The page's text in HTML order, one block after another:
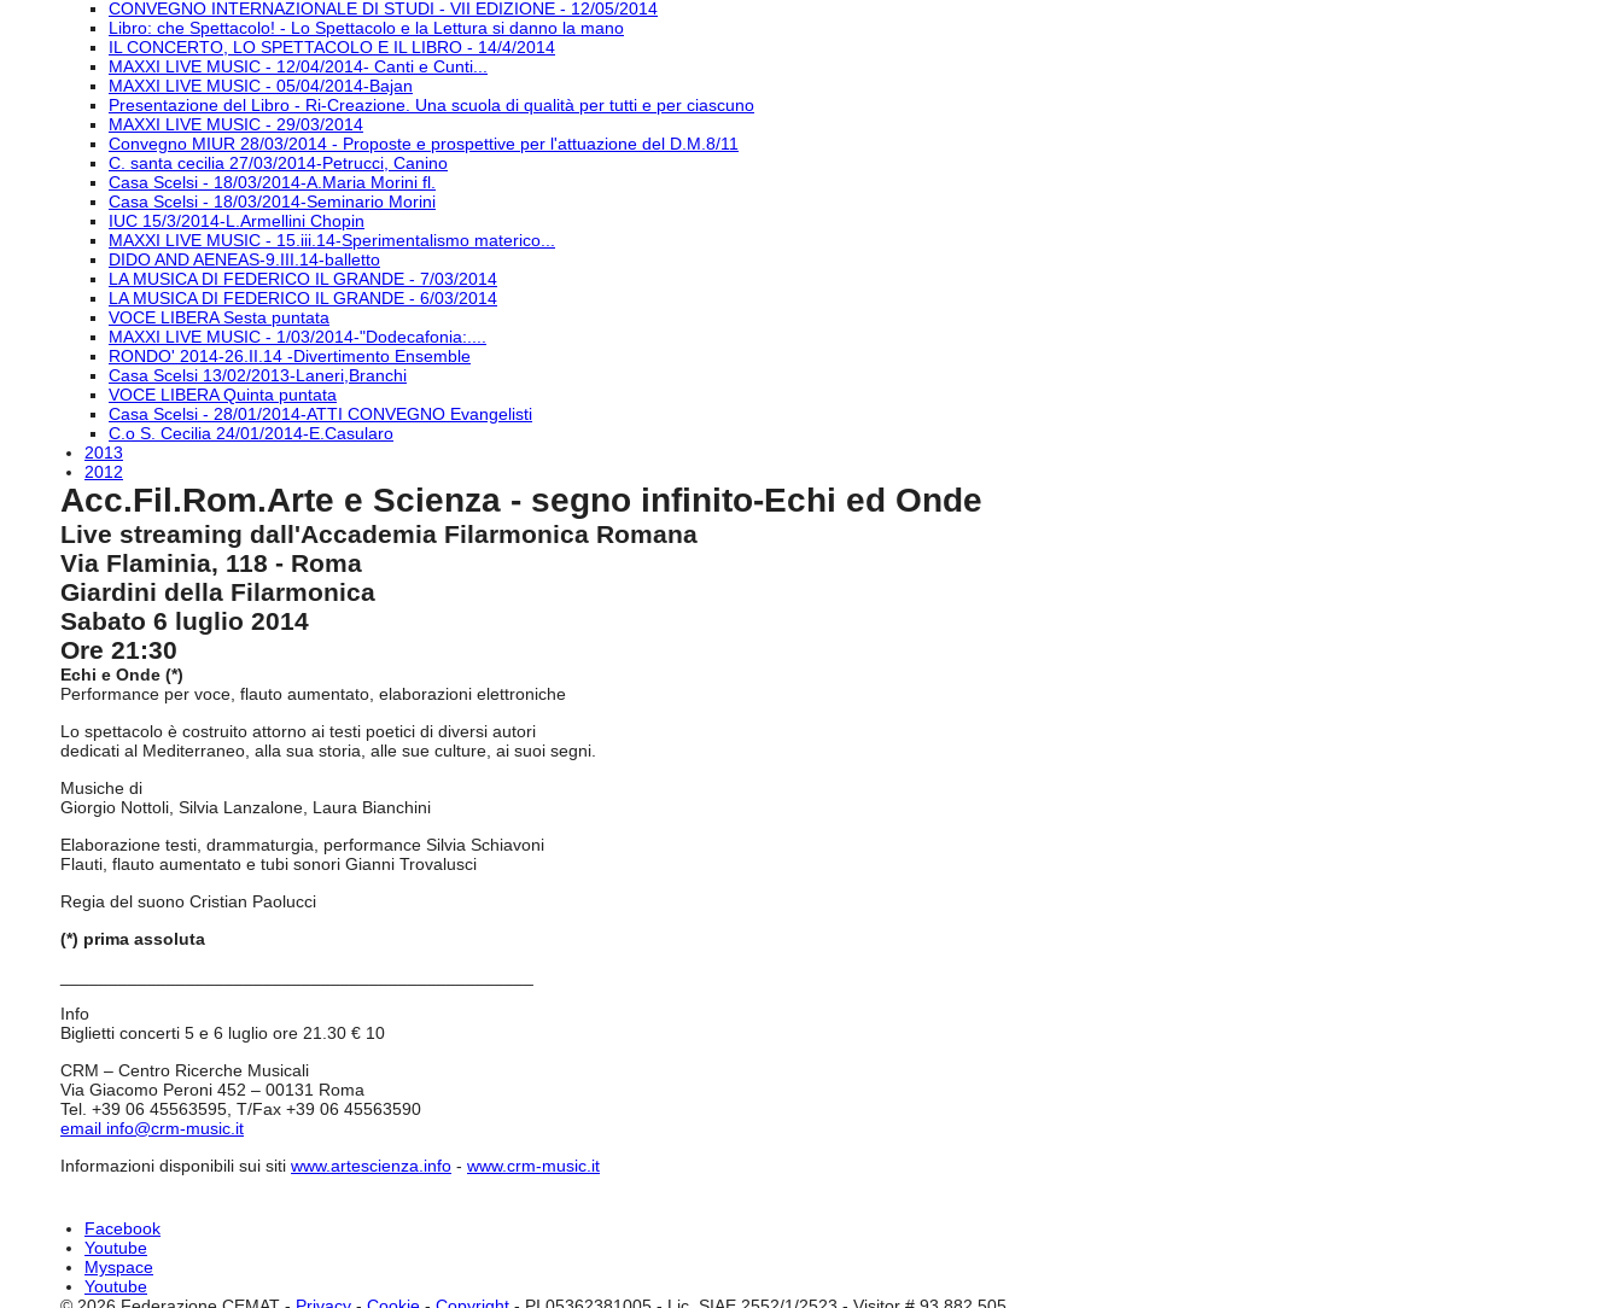
CONVEGNO INTERNAZIONALE DI STUDI - VII EDIZIONE - 12/05/2014
Libro: che Spettacolo! - Lo Spettacolo e la Lettura si danno la mano
IL CONCERTO, LO SPETTACOLO E IL LIBRO - 14/4/2014
MAXXI LIVE MUSIC - 12/04/2014- Canti e Cunti...
MAXXI LIVE MUSIC - 05/04/2014-Bajan
Presentazione del Libro - Ri-Creazione. Una scuola di qualità per tutti e per ciascuno
MAXXI LIVE MUSIC - 29/03/2014
Convegno MIUR 28/03/2014 - Proposte e prospettive per l'attuazione del D.M.8/11
C. santa cecilia 27/03/2014-Petrucci, Canino
Casa Scelsi - 18/03/2014-A.Maria Morini fl.
Casa Scelsi - 18/03/2014-Seminario Morini
IUC 15/3/2014-L.Armellini Chopin
MAXXI LIVE MUSIC - 15.iii.14-Sperimentalismo materico...
DIDO AND AENEAS-9.III.14-balletto
LA MUSICA DI FEDERICO IL GRANDE - 7/03/2014
LA MUSICA DI FEDERICO IL GRANDE - 6/03/2014
VOCE LIBERA Sesta puntata
MAXXI LIVE MUSIC - 1/03/2014-"Dodecafonia:....
RONDO' 2014-26.II.14 -Divertimento Ensemble
Casa Scelsi 13/02/2013-Laneri,Branchi
VOCE LIBERA Quinta puntata
Casa Scelsi - 28/01/2014-ATTI CONVEGNO Evangelisti
C.o S. Cecilia 24/01/2014-E.Casularo
2013
2012
Acc.Fil.Rom.Arte e Scienza - segno infinito-Echi ed Onde
Live streaming dall'Accademia Filarmonica Romana
Via Flaminia, 118 - Roma
Giardini della Filarmonica
Sabato 6 luglio 2014
Ore 21:30
Echi e Onde (*)
Performance per voce, flauto aumentato, elaborazioni elettroniche
Lo spettacolo è costruito attorno ai testi poetici di diversi autori
dedicati al Mediterraneo, alla sua storia, alle sue culture, ai suoi segni.
Musiche di
Giorgio Nottoli, Silvia Lanzalone, Laura Bianchini
Elaborazione testi, drammaturgia, performance Silvia Schiavoni
Flauti, flauto aumentato e tubi sonori Gianni Trovalusci
Regia del suono Cristian Paolucci
(*) prima assoluta
Info
Biglietti concerti 5 e 6 luglio ore 21.30 € 10
CRM – Centro Ricerche Musicali
Via Giacomo Peroni 452 – 00131 Roma
Tel. +39 06 45563595, T/Fax +39 06 45563590
email info@crm-music.it
Informazioni disponibili sui siti www.artescienza.info - www.crm-music.it
Facebook
Youtube
Myspace
Youtube